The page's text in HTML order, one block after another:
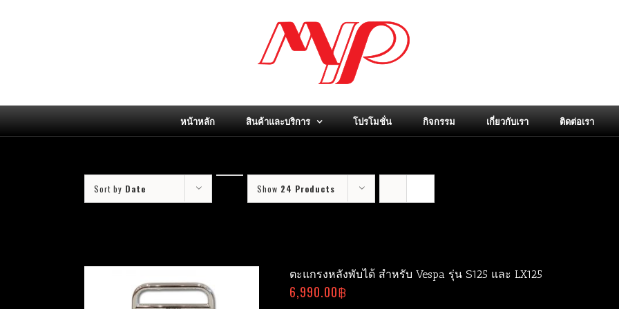
หน้าหลัก สินค้าและบริการ โปรโมชั่น กิจกรรม เกี่ยวกับเรา ติดต่อเรา
Sort by Date Show 24 Products
ตะแกรงหลังพับได้ สำหรับ Vespa รุ่น S125 และ LX125
6,990.00฿